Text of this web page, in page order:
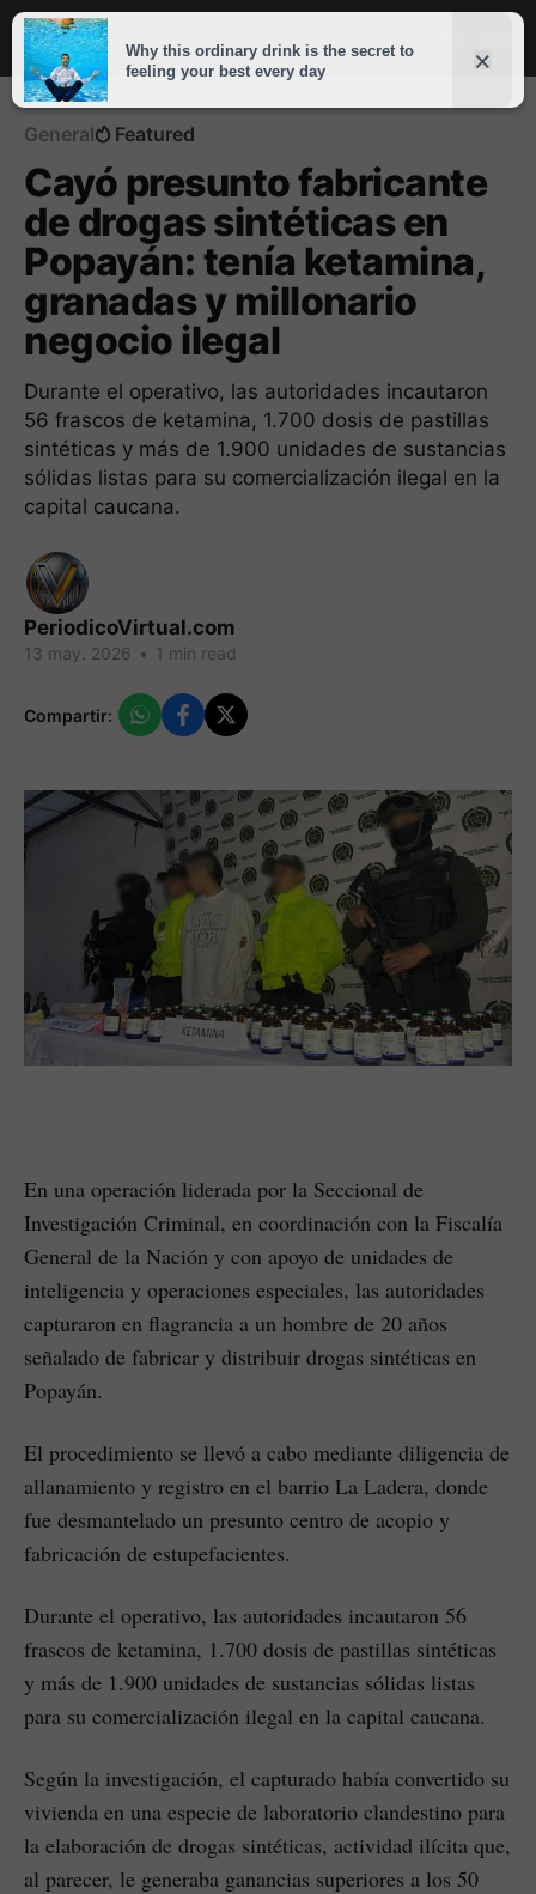
General Featured
Cayó presunto fabricante
de drogas sintéticas en
Popayán: tenía ketamina,
granadas y millonario
negocio ilegal
Durante el operativo, las autoridades incautaron
56 frascos de ketamina, 1.700 dosis de pastillas
sintéticas y más de 1.900 unidades de sustancias
sólidas listas para su comercialización ilegal en la
capital caucana.
PeriodicoVirtual.com
13 may. 2026 • 1 min read
Compartir:
En una operación liderada por la Seccional de
Investigación Criminal, en coordinación con la Fiscalía
General de la Nación y con apoyo de unidades de
inteligencia y operaciones especiales, las autoridades
capturaron en flagrancia a un hombre de 20 años
señalado de fabricar y distribuir drogas sintéticas en
Popayán.
El procedimiento se llevó a cabo mediante diligencia de
allanamiento y registro en el barrio La Ladera, donde
fue desmantelado un presunto centro de acopio y
fabricación de estupefacientes.
Durante el operativo, las autoridades incautaron 56
frascos de ketamina, 1.700 dosis de pastillas sintéticas
y más de 1.900 unidades de sustancias sólidas listas
para su comercialización ilegal en la capital caucana.
Según la investigación, el capturado había convertido su
vivienda en una especie de laboratorio clandestino para
la elaboración de drogas sintéticas, actividad ilícita que,
al parecer, le generaba ganancias superiores a los 50